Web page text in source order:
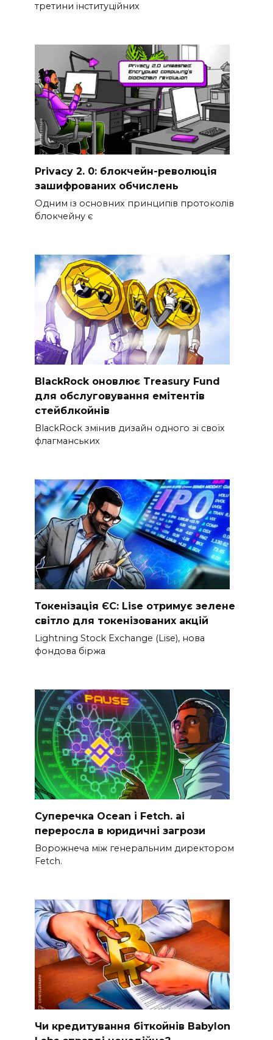
третини інституційних
Privacy 2. 0: блокчейн-революція
зашифрованих обчислень
Одним із основних принципів протоколів
блокчейну є
BlackRock оновлює Treasury Fund
для обслуговування емітентів
стейблкойнів
BlackRock змінив дизайн одного зі своїх
флагманських
Токенізація ЄС: Lise отримує зелене
світло для токенізованих акцій
Lightning Stock Exchange (Lise), нова
фондова біржа
Суперечка Ocean і Fetch. ai
переросла в юридичні загрози
Ворожнеча між генеральним директором
Fetch.
Чи кредитування біткойнів Babylon